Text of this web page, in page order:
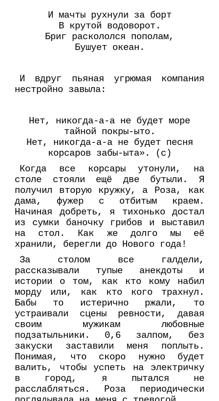
И мачты рухнули за борт
В крутой водоворот.
Бриг раскололся пополам,
Бушует океан.
И вдруг пьяная угрюмая компания
нестройно завыла:
Нет, никогда-а-а не будет море
тайной покры-ыто.
Нет, никогда-а-а не будет песня
корсаров забы-ыта». (с)
Когда все корсары утонули, на
столе стояли ещё две бутыли. Я
получил вторую кружку, а Роза, как
дама, фужер с отбитым краем.
Начиная добреть, я тихонько достал
из сумки баночку грибов и выставил
на стол. Как же долго мы её
хранили, берегли до Нового года!
За столом все галдели,
рассказывали тупые анекдоты и
истории о том, как кто кому набил
морду или, как кто кого трахнул.
Бабы то истерично ржали, то
устраивали сцены ревности, давая
своим мужикам любовные
подзатыльники. 0,6 залпом, без
закуски заставили меня поплыть.
Понимая, что скоро нужно будет
валить, чтобы успеть на электричку
в город, я пытался не
расслабляться. Роза периодически